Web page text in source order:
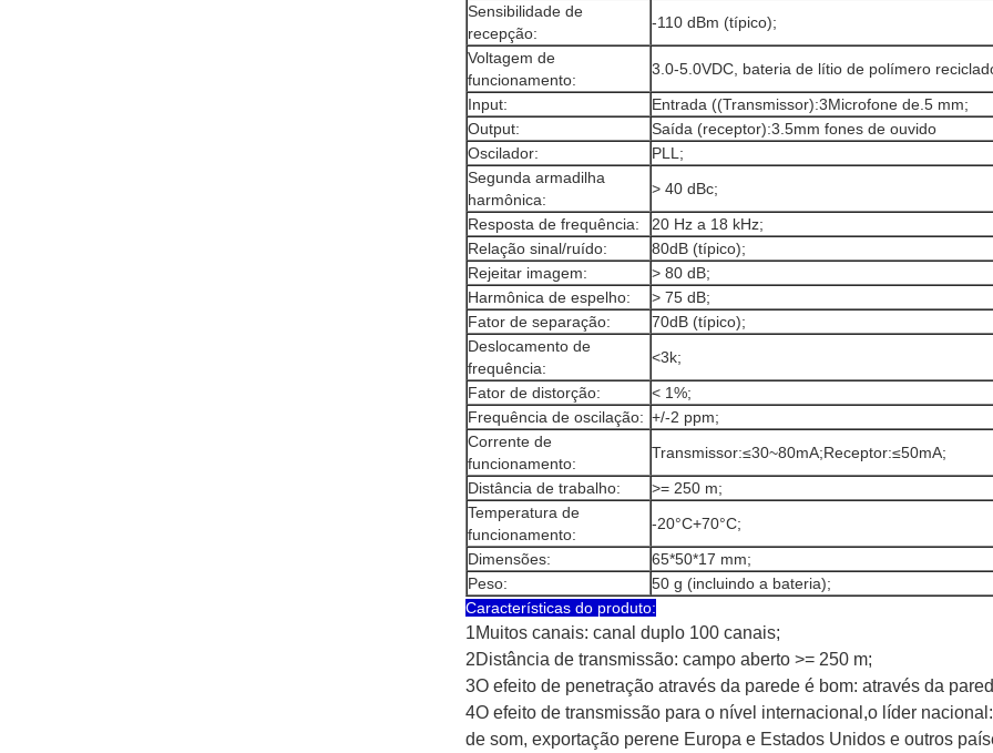
Sensibilidade de
recepção:
-110 dBm (típico);
Voltagem de
funcionamento:
3.0-5.0VDC, bateria de lítio de polímero
Input:
Entrada ((Transmissor):3Microfone de.5 mm;
Output:
Saída (receptor):3.5mm fones de ouvido
Oscilador:
PLL;
Segunda armadilha
harmônica:
> 40 dBc;
Resposta de frequência:
20 Hz a 18 kHz;
Relação sinal/ruído:
80dB (típico);
Rejeitar imagem:
> 80 dB;
Harmônica de espelho:
> 75 dB;
Fator de separação:
70dB (típico);
Deslocamento de
frequência:
<3k;
Fator de distorção:
< 1%;
Frequência de oscilação: +/-2 ppm;
Corrente de
funcionamento:
Transmissor:≤30~80mA;Receptor:≤50mA;
Distância de trabalho:
>= 250 m;
Temperatura de
funcionamento:
-20°C+70°C;
Dimensões:
65*50*17 mm;
Peso:
50 g (incluindo a bateria);
Características do produto:
1Muitos canais: canal duplo 100 canais;
2Distância de transmissão: campo aberto >= 250 m;
3O efeito de penetração através da parede é bom: através da
4O efeito de transmissão para o nível internacional,o líder
de som, exportação perene Europa e Estados Unidos e outros